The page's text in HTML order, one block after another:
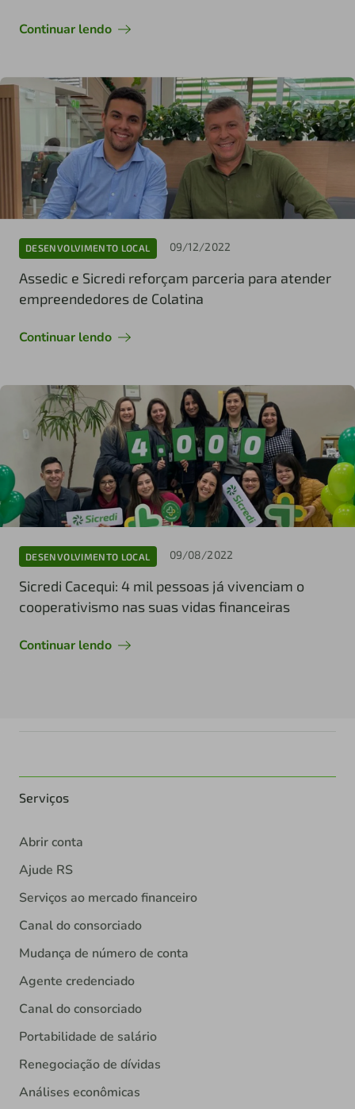
Continuar lendo
DESENVOLVIMENTO LOCAL 09/12/2022
Assedic e Sicredi reforçam parceria para atender
empreendedores de Colatina
Continuar lendo
DESENVOLVIMENTO LOCAL 09/08/2022
Sicredi Cacequi: 4 mil pessoas já vivenciam o
cooperativismo nas suas vidas financeiras
Continuar lendo
Serviços
Abrir conta
Ajude RS
Serviços ao mercado financeiro
Canal do consorciado
Mudança de número de conta
Agente credenciado
Canal do consorciado
Portabilidade de salário
Renegociação de dívidas
Análises econômicas